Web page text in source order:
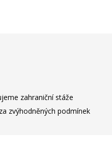
zahraniční stáže
zvýhodněných podmínek